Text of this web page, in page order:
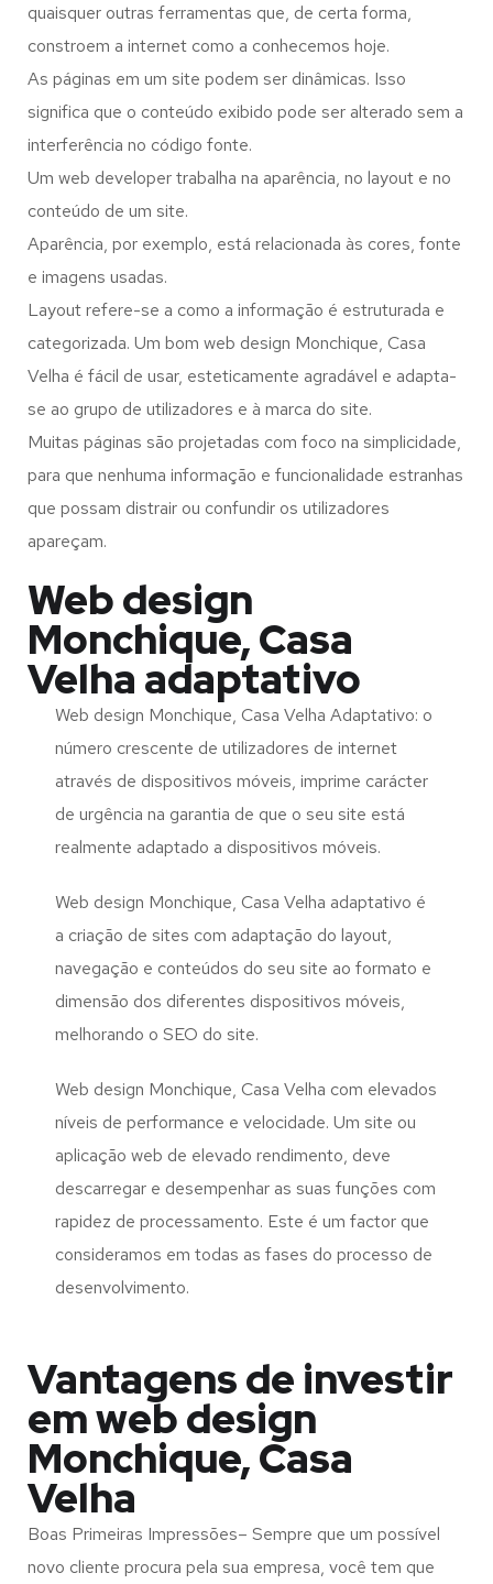
quaisquer outras ferramentas que, de certa forma,
constroem a internet como a conhecemos hoje.
As páginas em um site podem ser dinâmicas. Isso
significa que o conteúdo exibido pode ser alterado sem a
interferência no código fonte.
Um web developer trabalha na aparência, no layout e no
conteúdo de um site.
Aparência, por exemplo, está relacionada às cores, fonte
e imagens usadas.
Layout refere-se a como a informação é estruturada e
categorizada. Um bom web design Monchique, Casa
Velha é fácil de usar, esteticamente agradável e adapta-
se ao grupo de utilizadores e à marca do site.
Muitas páginas são projetadas com foco na simplicidade,
para que nenhuma informação e funcionalidade estranhas
que possam distrair ou confundir os utilizadores
apareçam.
Web design
Monchique, Casa
Velha adaptativo
Web design Monchique, Casa Velha Adaptativo: o
número crescente de utilizadores de internet
através de dispositivos móveis, imprime carácter
de urgência na garantia de que o seu site está
realmente adaptado a dispositivos móveis.
Web design Monchique, Casa Velha adaptativo é
a criação de sites com adaptação do layout,
navegação e conteúdos do seu site ao formato e
dimensão dos diferentes dispositivos móveis,
melhorando o SEO do site.
Web design Monchique, Casa Velha com elevados
níveis de performance e velocidade. Um site ou
aplicação web de elevado rendimento, deve
descarregar e desempenhar as suas funções com
rapidez de processamento. Este é um factor que
consideramos em todas as fases do processo de
desenvolvimento.
Vantagens de investir
em web design
Monchique, Casa
Velha
Boas Primeiras Impressões– Sempre que um possível
novo cliente procura pela sua empresa, você tem que